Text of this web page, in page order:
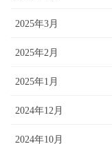
2025年3月
2025年2月
2025年1月
2024年12月
2024年10月